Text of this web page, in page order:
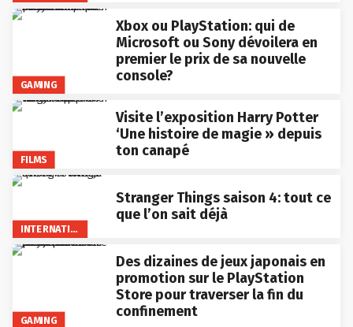
GAMING
Xbox ou PlayStation: qui de
Microsoft ou Sony dévoilera en
premier le prix de sa nouvelle
console?
FILMS
Visite l’exposition Harry Potter
‘Une histoire de magie » depuis
ton canapé
INTERNATIONAL
Stranger Things saison 4: tout ce
que l’on sait déjà
GAMING
Des dizaines de jeux japonais en
promotion sur le PlayStation
Store pour traverser la fin du
confinement